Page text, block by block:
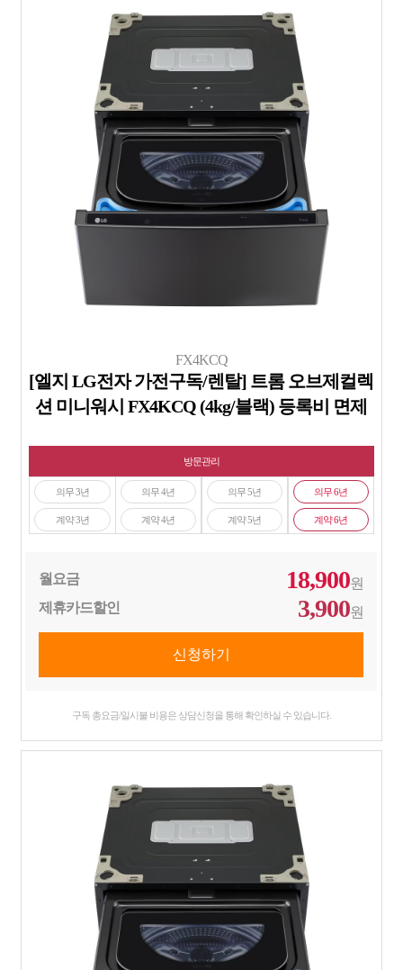
FX4KCQ
[엘지 LG전자 가전구독/렌탈] 트롬 오브제컬렉
션 미니워시 FX4KCQ (4kg/블랙) 등록비 면제
방문관리
의무 3년
계약 3년
의무 4년
계약 4년
의무 5년
계약 5년
의무 6년
계약 6년
월요금 18,900원
제휴카드할인
3,900원
구독 총요금/일시불 비용은 상담신청을 통해 확인하실 수 있습니다.